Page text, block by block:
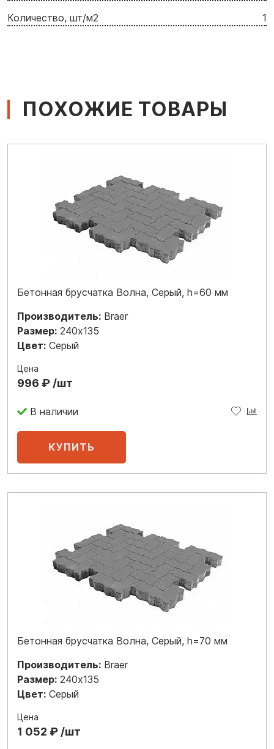
Количество, шт/м2 1
ПОХОЖИЕ ТОВАРЫ
Бетонная брусчатка Волна, Серый, h=60 мм
Производитель: Braer
Размер: 240x135
Цвет: Серый
Цена
996 ₽ /шт
В наличии
Бетонная брусчатка Волна, Серый, h=70 мм
Производитель: Braer
Размер: 240x135
Цвет: Серый
Цена
1 052 ₽ /шт